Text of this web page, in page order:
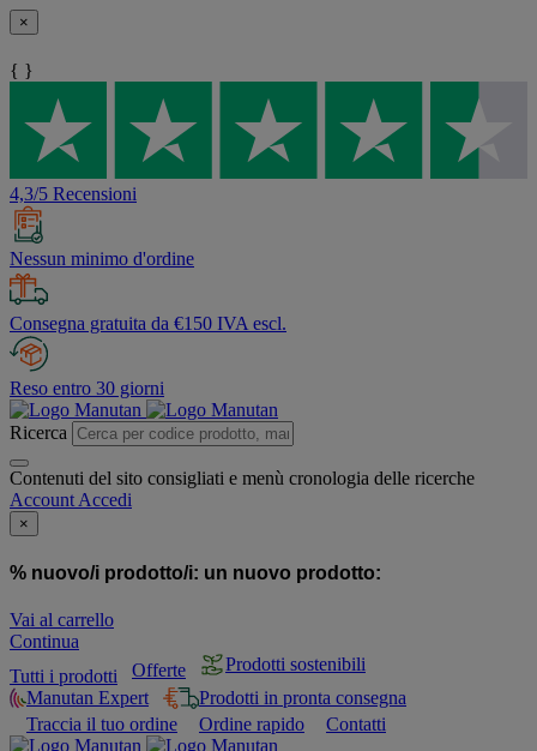
×
{ }
4,3/5 Recensioni
Nessun minimo d'ordine
Consegna gratuita da €150 IVA escl.
Reso entro 30 giorni
Ricerca
Contenuti del sito consigliati e menù cronologia delle ricerche
Account Accedi
×
% nuovo/i prodotto/i: un nuovo prodotto:
Vai al carrello
Continua
Tutti i prodotti
Offerte
Prodotti sostenibili
Manutan Expert
Prodotti in pronta consegna
Traccia il tuo ordine
Ordine rapido Contatti